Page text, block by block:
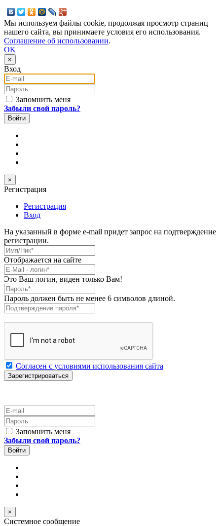
Мы используем файлы cookie, продолжая просмотр страниц
нашего сайта, вы принимаете условия его использования.
Соглашение об использовании.
OK
×
Вход
E-mail
Пароль
Запомнить меня
Забыли свой пароль?
×
Регистрация
Регистрация
Вход
На указанный в форме e-mail придет запрос на подтверждение
регистрации.
Имя/Ник
Отображается на сайте
E-Mail *
Это Ваш логин, виден только Вам!
Пароль*
Пароль должен быть не менее 6 символов длиной.
Подтверждение пароля
Согласен с условиями использования сайта
E-mail
Пароль
Запомнить меня
Забыли свой пароль?
×
Системное сообщение